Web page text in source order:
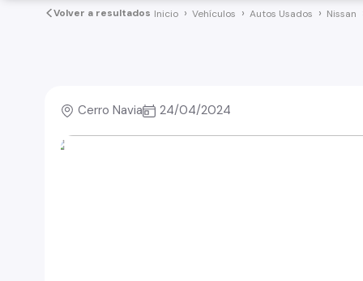
Volver a resultados Inicio Vehículos Autos Usados Nissan
Cerro Navia 24/04/2024